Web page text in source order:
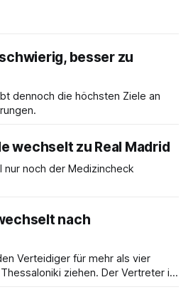
besser zu
dennoch die höchsten Ziele an
wechselt zu Real Madrid
nur noch der Medizincheck
nach
Verteidiger für mehr als vier
Thessaloniki ziehen. Der Vertreter ist